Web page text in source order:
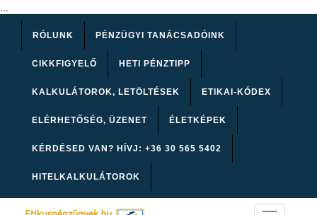
...
RÓLUNK PÉNZÜGYI TANÁCSADÓINK
CIKKFIGYELŐ HETI PÉNZTIPP
KALKULÁTOROK, LETÖLTÉSEK ETIKAI-KÓDEX
ELÉRHETŐSÉG, ÜZENET ÉLETKÉPEK
KÉRDÉSED VAN? HÍVJ: +36 30 565 5402
HITELKALKULÁTOROK